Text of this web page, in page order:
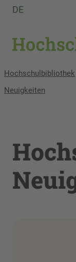
DE
Hochschulbibliothek
Neuigkeiten